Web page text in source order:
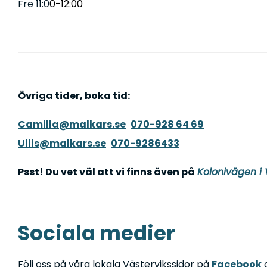
Fre 11:00-12:00
Övriga tider, boka tid:
Camilla@malkars.se 070-928 64 69
Ullis@malkars.se 070-9286433
Psst! Du vet väl att vi finns även på Kolonivägen i
Sociala medier